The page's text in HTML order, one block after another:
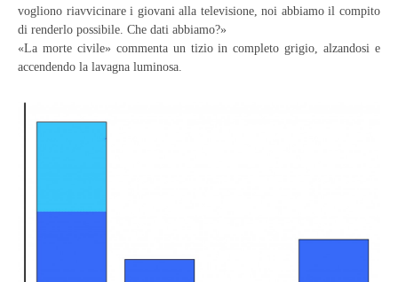
vogliono riavvicinare i giovani alla televisione, noi abbiamo il compito
di renderlo possibile. Che dati abbiamo?»
«La morte civile» commenta un tizio in completo grigio, alzandosi e
accendendo la lavagna luminosa.